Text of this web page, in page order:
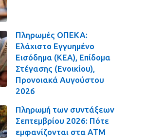
Πληρωμές ΟΠΕΚΑ:
Ελάχιστο Εγγυημένο
Εισόδημα (ΚΕΑ), Επίδομα
Στέγασης (Ενοικίου),
Προνοιακά Αυγούστου
2026
Πληρωμή των συντάξεων
Σεπτεμβρίου 2026: Πότε
εμφανίζονται στα ΑΤΜ